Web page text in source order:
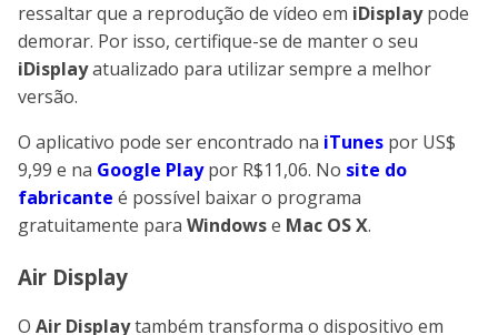
ressaltar que a reprodução de vídeo em iDisplaypode
demorar. Por isso, certifique-se de manter o seu
iDisplayatualizado para utilizar sempre a melhor
versão.
O aplicativo pode ser encontrado na iTunes por US$
9,99 e na Google Playpor R$11,06. No site do
fabricante é possível baixar o programa
gratuitamente para Windowse Mac OS X.
Air Display
O Air Displaytambém transforma o dispositivo em